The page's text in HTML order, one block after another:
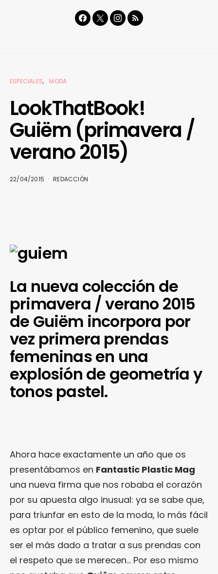
ESPECIALES MODA
LookThatBook!
Guiëm (primavera /
verano 2015)
22/04/2015 REDACCIÓN
La nueva colección de
primavera / verano 2015
de Guiëm incorpora por
vez primera prendas
femeninas en una
explosión de geometría y
tonos pastel.
Ahora hace exactamente un año que os
presentábamos en Fantastic Plastic Mag
una nueva firma que nos robaba el corazón
por su apuesta algo inusual: ya se sabe que,
para triunfar en esto de la moda, lo más fácil
es optar por el público femenino, que suele
ser el más dado a tratar a sus prendas con
el respeto que se merecen… Por eso mismo